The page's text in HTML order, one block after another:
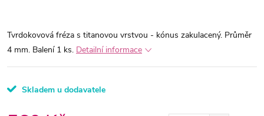
Tvrdokovová fréza s titanovou vrstvou - kónus zakulacený. Průměr
4 mm. Balení 1 ks. Detailní informace
Skladem u dodavatele